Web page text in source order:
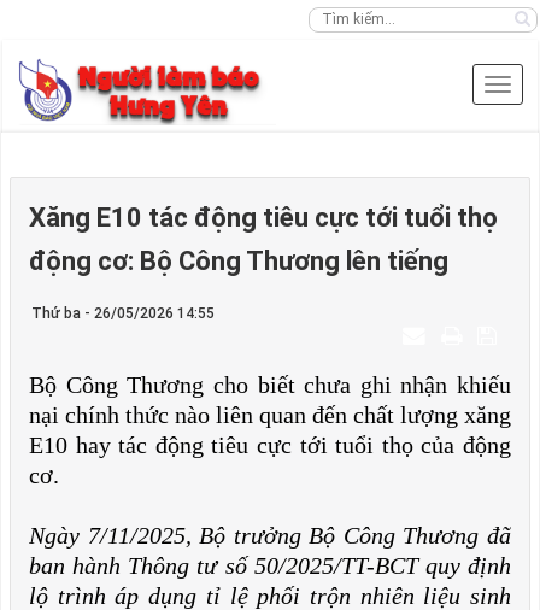
Xăng E10 tác động tiêu cực tới tuổi thọ
động cơ: Bộ Công Thương lên tiếng
Thứ ba - 26/05/2026 14:55
Bộ Công Thương cho biết chưa ghi nhận khiếu
nại chính thức nào liên quan đến chất lượng xăng
E10 hay tác động tiêu cực tới tuổi thọ của động
cơ.
Ngày 7/11/2025, Bộ trưởng Bộ Công Thương đã
ban hành Thông tư số 50/2025/TT-BCT quy định
lộ trình áp dụng tỉ lệ phối trộn nhiên liệu sinh